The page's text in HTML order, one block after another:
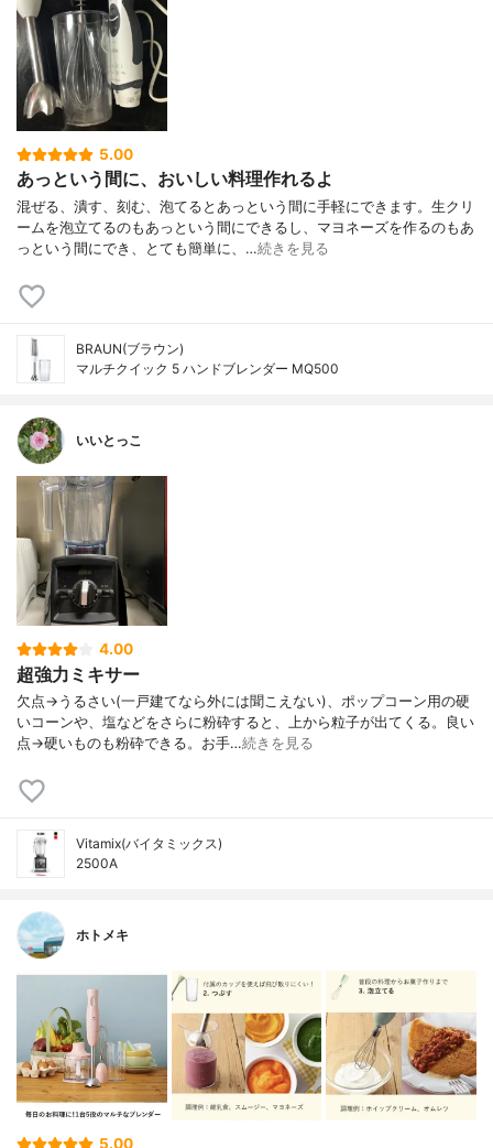
5.00
あっという間に、おいしい料理作れるよ
混ぜる、潰す、刻む、泡てるとあっという間に手軽にできます。生クリ
ームを泡立てるのもあっという間にできるし、マヨネーズを作るのもあ
っという間にでき、とても簡単に、…続きを見る
BRAUN(ブラウン)
マルチクイック 5 ハンドブレンダー MQ500
いいとっこ
4.00
超強力ミキサー
欠点→うるさい(一戸建てなら外には聞こえない)、ポップコーン用の硬
いコーンや、塩などをさらに粉砕すると、上から粒子が出てくる。良い
点→硬いものも粉砕できる。お手…続きを見る
Vitamix(バイタミックス)
2500A
ホトメキ
5.00